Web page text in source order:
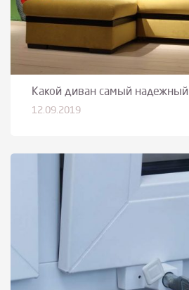
Какой диван самый
12.09.2019